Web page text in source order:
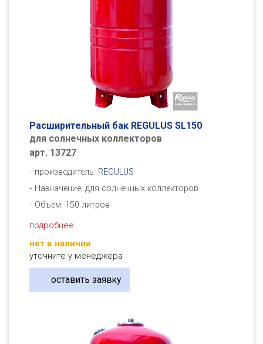
Расширительный бак REGULUS SL150
для солнечных коллекторов
арт. 13727
производитель: REGULUS
Назначение: для солнечных коллекторов
Объем: 150 литров
подробнее
нет в наличии
уточните у менеджера
оставить заявку